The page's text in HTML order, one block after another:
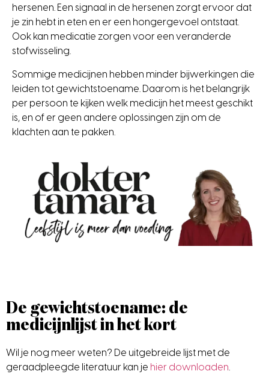
hersenen. Een signaal in de hersenen zorgt ervoor dat
je zin hebt in eten en er een hongergevoel ontstaat.
Ook kan medicatie zorgen voor een veranderde
stofwisseling.
Sommige medicijnen hebben minder bijwerkingen die
leiden tot gewichtstoename. Daarom is het belangrijk
per persoon te kijken welk medicijn het meest geschikt
is, en of er geen andere oplossingen zijn om de
klachten aan te pakken.
De gewichtstoename: de
medicijnlijst in het kort
Wil je nog meer weten? De uitgebreide lijst met de
geraadpleegde literatuur kan je hier downloaden.